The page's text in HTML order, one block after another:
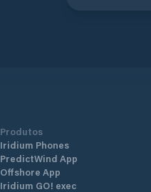
Produtos
Iridium Phones
PredictWind App
Offshore App
Iridium GO! exec